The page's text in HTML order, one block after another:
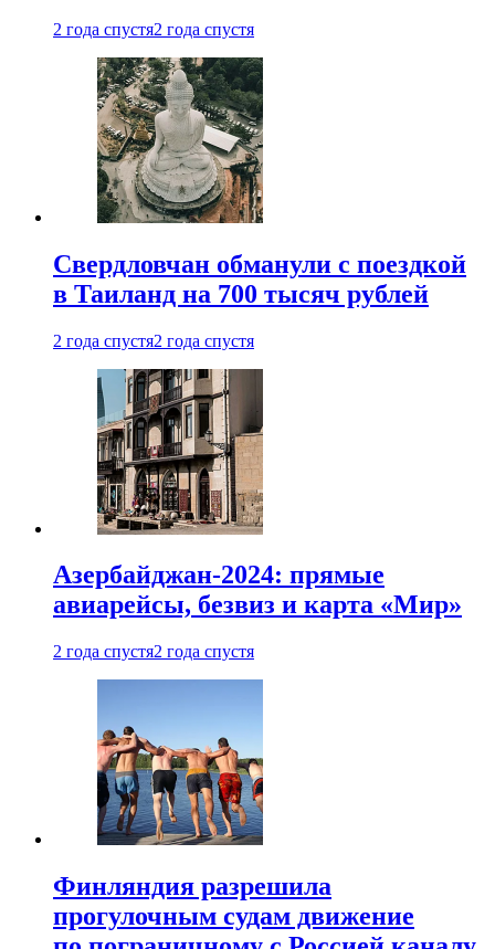
2 года спустя2 года спустя
Свердловчан обманули с поездкой
в Таиланд на 700 тысяч рублей
2 года спустя2 года спустя
Азербайджан-2024: прямые
авиарейсы, безвиз и карта «Мир»
2 года спустя2 года спустя
Финляндия разрешила
прогулочным судам движение